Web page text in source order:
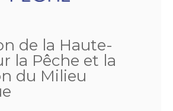
de la Haute-
la Pêche et la
du Milieu